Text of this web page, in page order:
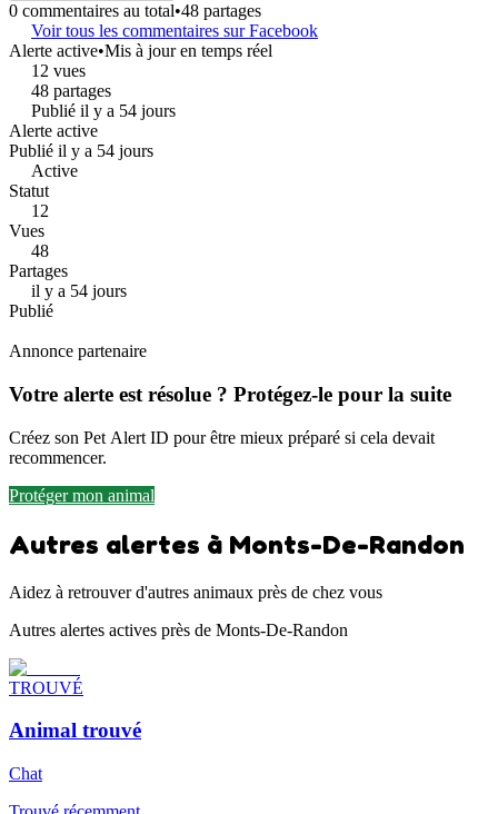
0 commentaires au total•48 partages
Voir tous les commentaires sur Facebook
Alerte active•Mis à jour en temps réel
12 vues
48 partages
Publié il y a 54 jours
Alerte active
Publié il y a 54 jours
Active
Statut
12
Vues
48
Partages
il y a 54 jours
Publié
Annonce partenaire
Votre alerte est résolue ? Protégez-le pour la suite
Créez son Pet Alert ID pour être mieux préparé si cela devait
recommencer.
Protéger mon animal
Autres alertes à Monts-De-Randon
Aidez à retrouver d'autres animaux près de chez vous
Autres alertes actives près de Monts-De-Randon
TROUVÉ
Animal trouvé
Chat